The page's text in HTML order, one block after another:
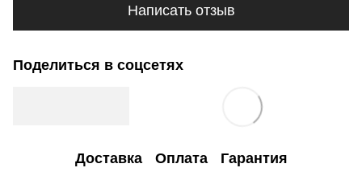
Написать отзыв
Поделиться в соцсетях
Доставка Оплата Гарантия